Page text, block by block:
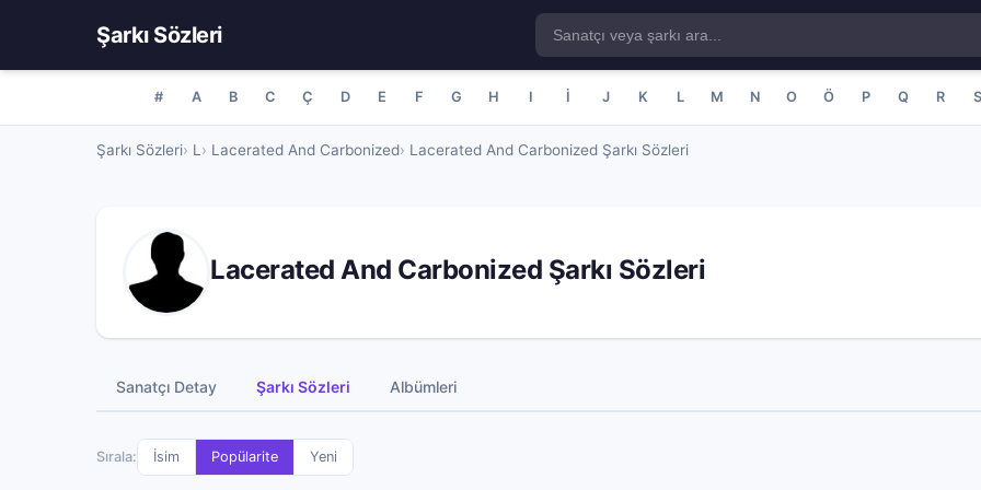
Şarkı Sözleri
# A B C Ç D E F G H I İ J K L M N O Ö P Q R S
Şarkı Sözleri L Lacerated And Carbonized Lacerated And Carbonized Şarkı Sözleri
Lacerated And Carbonized Şarkı Sözleri
Sanatçı Detay Şarkı Sözleri Albümleri
Sırala: İsim Popülarite Yeni